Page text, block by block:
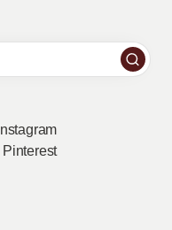
Instagram
Pinterest